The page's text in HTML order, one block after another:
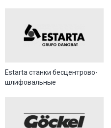
Estarta станки бесцентрово-
шлифовальные